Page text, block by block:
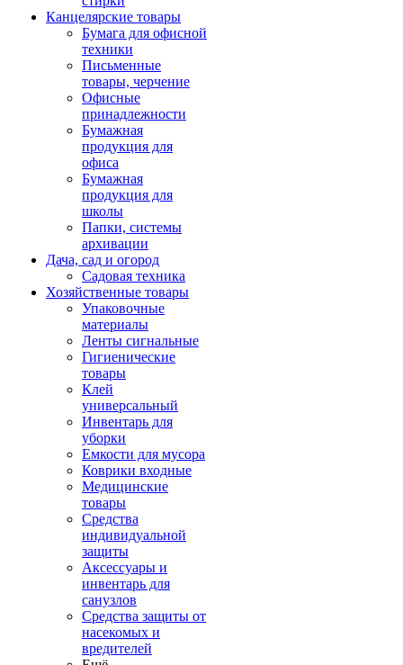
Канцелярские товары
Бумага для офисной
техники
Письменные
товары, черчение
Офисные
принадлежности
Бумажная
продукция для
офиса
Бумажная
продукция для
школы
Папки, системы
архивации
Дача, сад и огород
Садовая техника
Хозяйственные товары
Упаковочные
материалы
Ленты сигнальные
Гигиенические
товары
Клей
универсальный
Инвентарь для
уборки
Емкости для мусора
Коврики входные
Медицинские
товары
Средства
индивидуальной
защиты
Аксессуары и
инвентарь для
санузлов
Средства защиты от
насекомых и
вредителей